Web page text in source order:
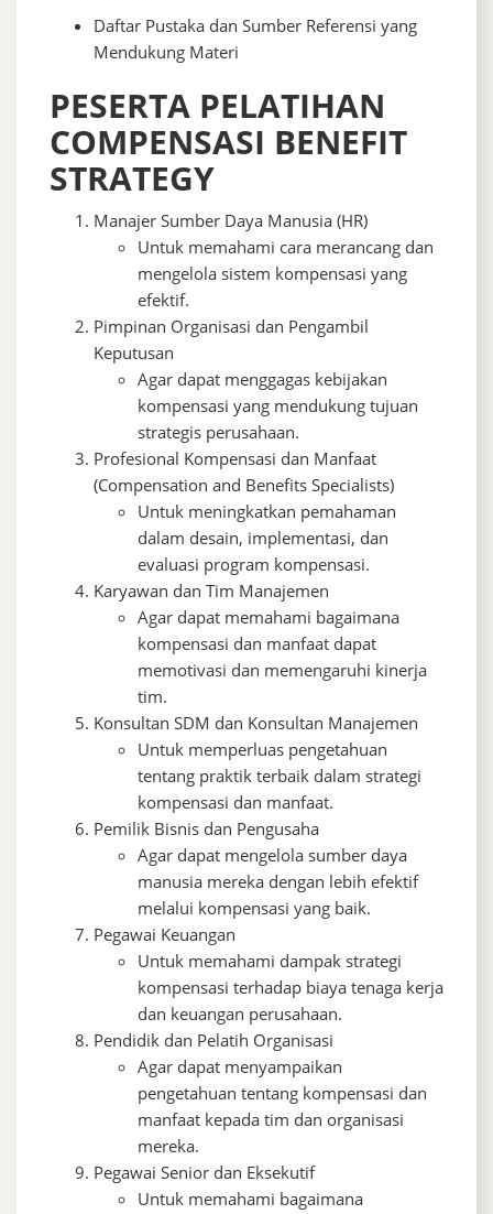
Daftar Pustaka dan Sumber Referensi yang
Mendukung Materi
PESERTA PELATIHAN
COMPENSASI BENEFIT
STRATEGY
Manajer Sumber Daya Manusia (HR)
Untuk memahami cara merancang dan
mengelola sistem kompensasi yang
efektif.
Pimpinan Organisasi dan Pengambil
Keputusan
Agar dapat menggagas kebijakan
kompensasi yang mendukung tujuan
strategis perusahaan.
Profesional Kompensasi dan Manfaat
(Compensation and Benefits Specialists)
Untuk meningkatkan pemahaman
dalam desain, implementasi, dan
evaluasi program kompensasi.
Karyawan dan Tim Manajemen
Agar dapat memahami bagaimana
kompensasi dan manfaat dapat
memotivasi dan memengaruhi kinerja
tim.
Konsultan SDM dan Konsultan Manajemen
Untuk memperluas pengetahuan
tentang praktik terbaik dalam strategi
kompensasi dan manfaat.
Pemilik Bisnis dan Pengusaha
Agar dapat mengelola sumber daya
manusia mereka dengan lebih efektif
melalui kompensasi yang baik.
Pegawai Keuangan
Untuk memahami dampak strategi
kompensasi terhadap biaya tenaga kerja
dan keuangan perusahaan.
Pendidik dan Pelatih Organisasi
Agar dapat menyampaikan
pengetahuan tentang kompensasi dan
manfaat kepada tim dan organisasi
mereka.
Pegawai Senior dan Eksekutif
Untuk memahami bagaimana